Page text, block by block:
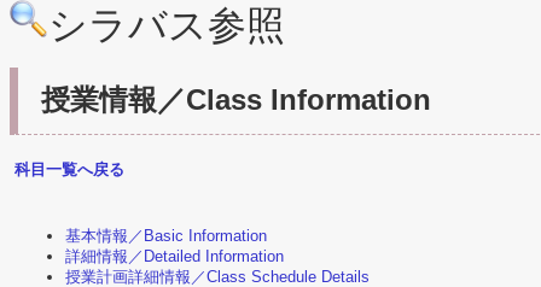
シラバス参照
授業情報／Class Information
科目一覧へ戻る
基本情報／Basic Information
詳細情報／Detailed Information
授業計画詳細情報／Class Schedule Details